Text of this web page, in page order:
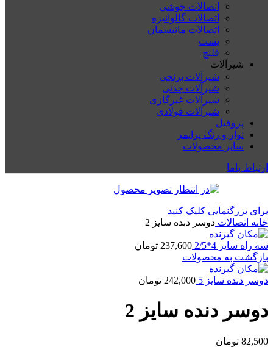
اتصالات جوشی
اتصالات گالوانیزه
اتصالات مانیسمان
بست
فلنچ
شیرآلات
شیرآلات برنجی
شیرآلات چدنی
شیرآلات غیرگازی
شیرآلات فولادی
پروفیل
نوار و رنگ پرایمر
سایر محصولات
ارتباط باما
برای بزرگنمایی کلیک کنید
خانه اتصالات دوسر دنده سایز 2
سه راه سایز 4*2/5 237,600 تومان
بازگشت به محصولات
دوسر دنده سایز 5 242,000 تومان
دوسر دنده سایز 2
82,500 تومان